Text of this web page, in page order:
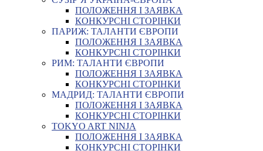
ПОЛОЖЕННЯ І ЗАЯВКА
КОНКУРСНІ СТОРІНКИ
ПАРИЖ: ТАЛАНТИ ЄВРОПИ
ПОЛОЖЕННЯ І ЗАЯВКА
КОНКУРСНІ СТОРІНКИ
РИМ: ТАЛАНТИ ЄВРОПИ
ПОЛОЖЕННЯ І ЗАЯВКА
КОНКУРСНІ СТОРІНКИ
МАДРИД: ТАЛАНТИ ЄВРОПИ
ПОЛОЖЕННЯ І ЗАЯВКА
КОНКУРСНІ СТОРІНКИ
TOKYO ART NINJA
ПОЛОЖЕННЯ І ЗАЯВКА
КОНКУРСНІ СТОРІНКИ